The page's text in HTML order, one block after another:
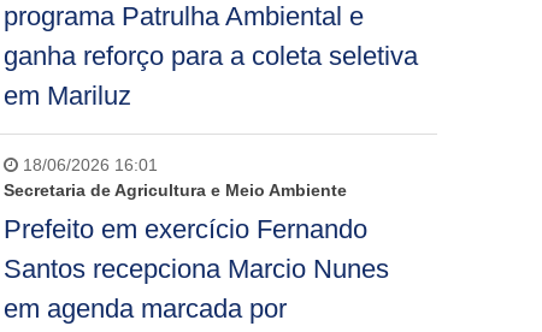
programa Patrulha Ambiental e
ganha reforço para a coleta seletiva
em Mariluz
18/06/2026 16:01
Secretaria de Agricultura e Meio Ambiente
Prefeito em exercício Fernando
Santos recepciona Marcio Nunes
em agenda marcada por